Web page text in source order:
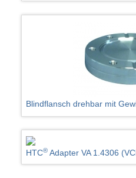
Blindflansch drehbar mit
HTC® Adapter VA 1.4306